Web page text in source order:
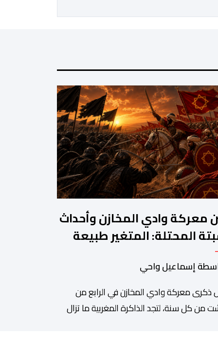
الشغل، يتعين التذكير بأن هذه الأخيرة،
معركة وادي المخازن وأحداث
المحتلة: المتغير طبيعة
والثابت جدار الصد الوطني
إسماعيل واحي
ذكرى معركة وادي المخازن في الرابع من
من كل سنة، لتجد الذاكرة المغربية ما تزال